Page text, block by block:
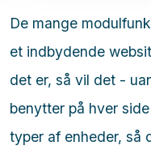
De mange
et indbydende
det er, så vil det -
benytter på hver
typer af enheder, så